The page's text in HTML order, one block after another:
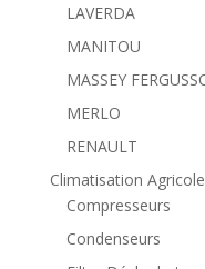
LAVERDA
MANITOU
MASSEY
MERLO
RENAULT
Climatisation Agricole
Compresseurs
Condenseurs